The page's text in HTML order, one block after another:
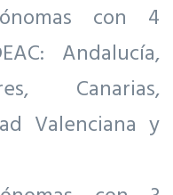
con 4
Andalucía,
Canarias,
Valenciana y